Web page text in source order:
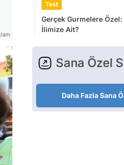
Test
Gerçek Gurmelere
İlimize Ait?
Sana Özel
Daha Fazla Sana